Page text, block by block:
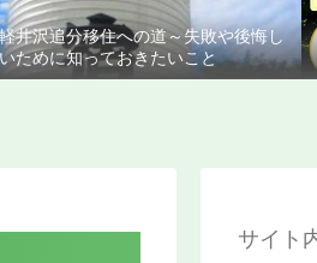
井沢追分移住への道～失敗や後悔し
ために知っておきたいこと